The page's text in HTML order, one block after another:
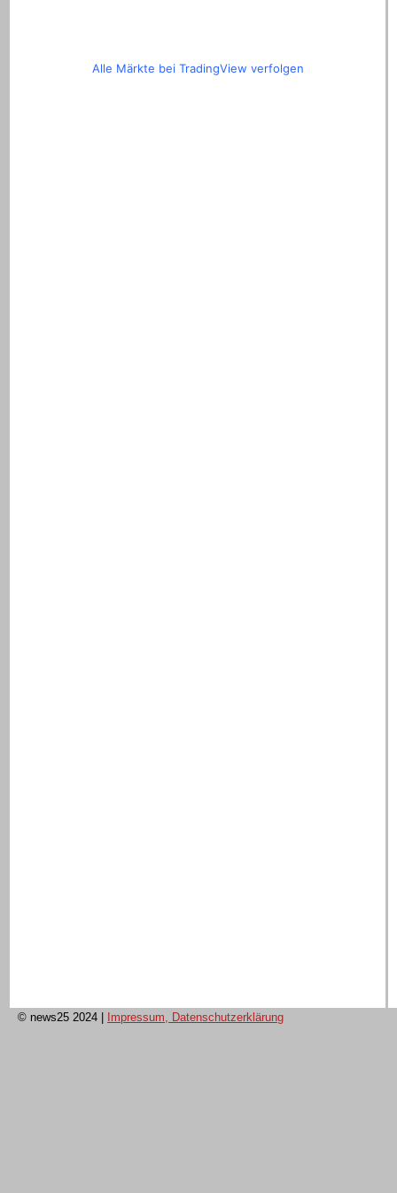
Alle Märkte bei TradingView verfolgen
© news25 2024 Impressum, Datenschutzerklärung